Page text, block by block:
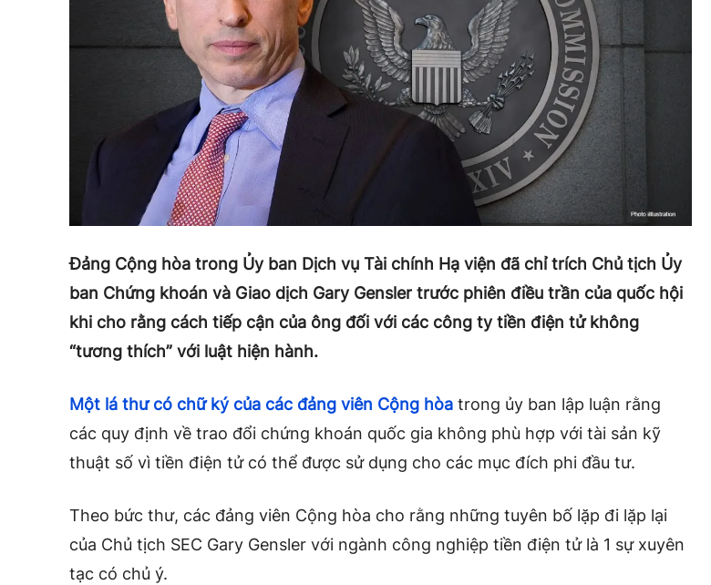
Đảng Cộng hòa trong Ủy ban Dịch vụ Tài chính Hạ viện đã chỉ trích Chủ tịch Ủy
ban Chứng khoán và Giao dịch Gary Gensler trước phiên điều trần của quốc hội
khi cho rằng cách tiếp cận của ông đối với các công ty tiền điện tử không
“tương thích” với luật hiện hành.
Một lá thư có chữ ký của các đảng viên Cộng hòa trong ủy ban lập luận rằng
các quy định về trao đổi chứng khoán quốc gia không phù hợp với tài sản kỹ
thuật số vì tiền điện tử có thể được sử dụng cho các mục đích phi đầu tư.
Theo bức thư, các đảng viên Cộng hòa cho rằng những tuyên bố lặp đi lặp lại
của Chủ tịch SEC Gary Gensler với ngành công nghiệp tiền điện tử là 1 sự xuyên
tạc có chủ ý.